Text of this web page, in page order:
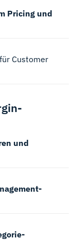
Pricing und
für Customer
und